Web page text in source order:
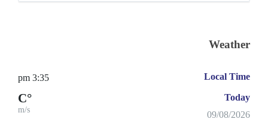
Weather
Local Time
3:35 pm
Today
09/08/2026
°C
m/s